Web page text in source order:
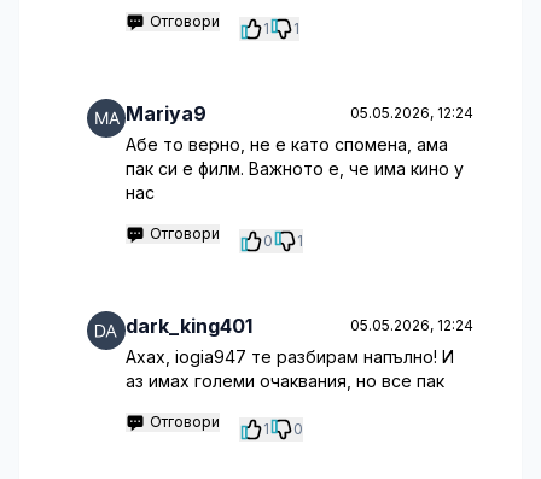
Отговори 1 1
Mariya9 05.05.2026, 12:24
Абе то верно, не е като спомена, ама
пак си е филм. Важното е, че има кино у
нас
Отговори 0 1
dark_king401 05.05.2026, 12:24
Ахах, iogia947 те разбирам напълно! И
аз имах големи очаквания, но все пак
Отговори 1 0